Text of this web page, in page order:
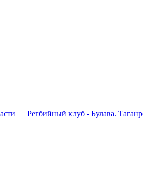
Регбийный клуб - Булава.